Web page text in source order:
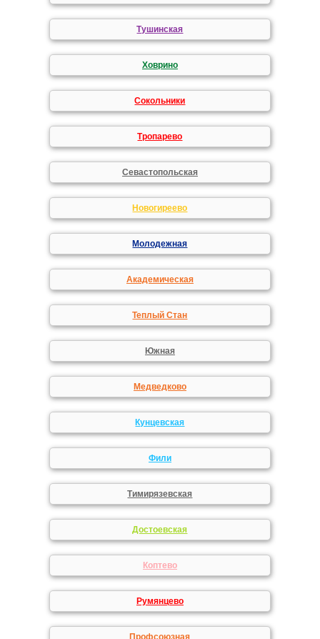
Тушинская
Ховрино
Сокольники
Тропарево
Севастопольская
Новогиреево
Молодежная
Академическая
Теплый Стан
Южная
Медведково
Кунцевская
Фили
Тимирязевская
Достоевская
Коптево
Румянцево
Профсоюзная